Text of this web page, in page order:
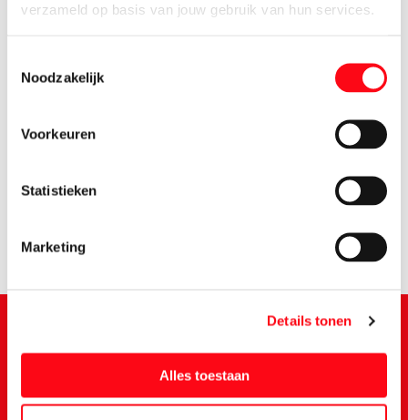
verzameld op basis van jouw gebruik van hun services.
Noodzakelijk
Voorkeuren
Statistieken
Marketing
Details tonen
Alles toestaan
3.
Schrijf je in voor de Vomar nieuwsbrief